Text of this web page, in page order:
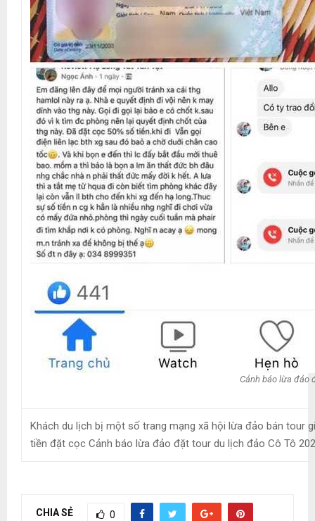
Cảnh báo lừa đảo
Khách du lịch bị một số trang mạng xã hội lừa đảo bán tour
tiền đặt cọc Cảnh báo lừa đảo đặt tour du lịch đảo Cô Tô
CHIA SẺ 0